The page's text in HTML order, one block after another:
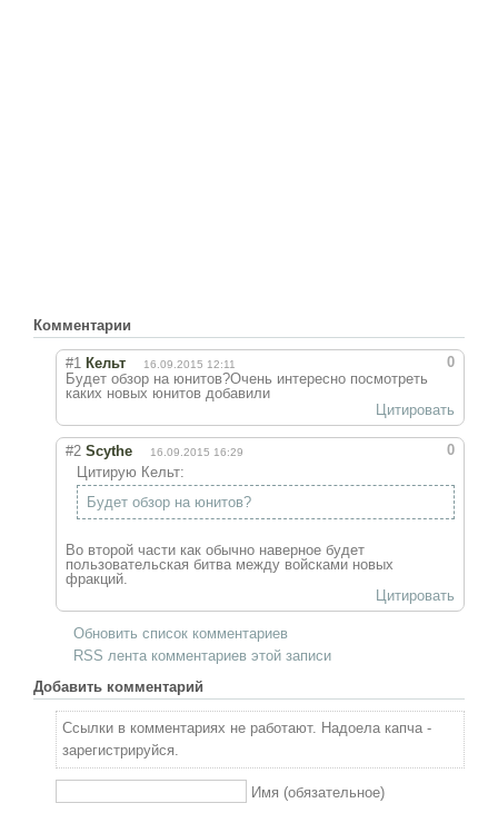
Комментарии
0
#1 Кельт 16.09.2015 12:11
Будет обзор на юнитов?Очень интересно посмотреть
каких новых юнитов добавили
Цитировать
0
#2 Scythe 16.09.2015 16:29
Цитирую Кельт:
Будет обзор на юнитов?
Во второй части как обычно наверное будет
пользовательская битва между войсками новых
фракций.
Цитировать
Обновить список комментариев
RSS лента комментариев этой записи
Добавить комментарий
Ссылки в комментариях не работают. Надоела капча -
зарегистрируйся.
Имя (обязательное)